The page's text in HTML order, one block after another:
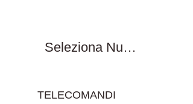
TELECOMANDI